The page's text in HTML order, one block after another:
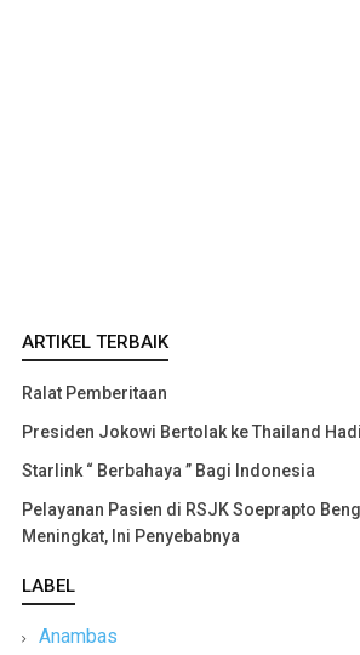
ARTIKEL TERBAIK
Ralat Pemberitaan
Presiden Jokowi Bertolak ke Thailand
Starlink “ Berbahaya ” Bagi Indonesia
Pelayanan Pasien di RSJK Soeprapto
Meningkat, Ini Penyebabnya
LABEL
Anambas